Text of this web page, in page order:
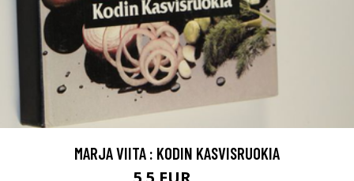
MARJA VIITA : KODIN KASVISRUOKIA